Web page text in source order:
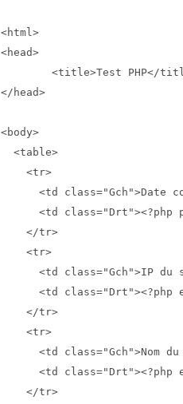
<html>
<head>
<title>Test PHP</
</head>
<body>
  <table>
    <tr>
<td class="Gch">Date
<td class="Drt"><?php
    </tr>
    <tr>
<td class="Gch">IP du
<td class="Drt"><?php
    </tr>
    <tr>
<td class="Gch">Nom
<td class="Drt"><?php
    </tr>